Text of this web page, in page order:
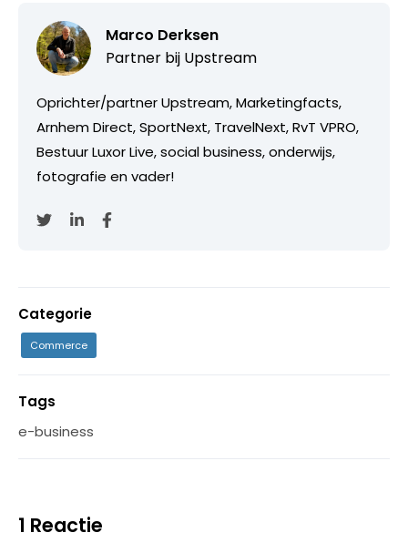
Marco Derksen
Partner bij Upstream
Oprichter/partner Upstream, Marketingfacts,
Arnhem Direct, SportNext, TravelNext, RvT VPRO,
Bestuur Luxor Live, social business, onderwijs,
fotografie en vader!
Categorie
Commerce
Tags
e-business
1 Reactie